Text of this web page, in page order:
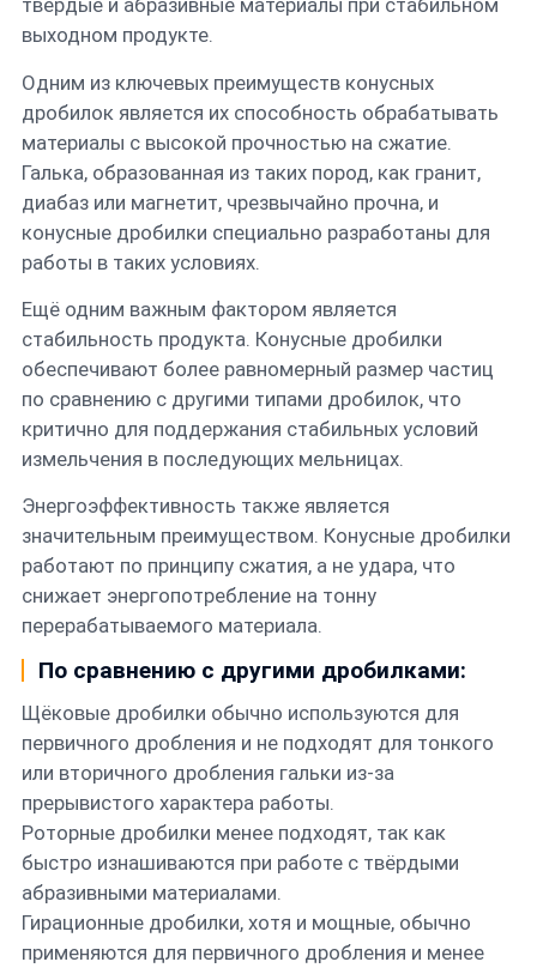
твёрдые и абразивные материалы при стабильном
выходном продукте.
Одним из ключевых преимуществ конусных
дробилок является их способность обрабатывать
материалы с высокой прочностью на сжатие.
Галька, образованная из таких пород, как гранит,
диабаз или магнетит, чрезвычайно прочна, и
конусные дробилки специально разработаны для
работы в таких условиях.
Ещё одним важным фактором является
стабильность продукта. Конусные дробилки
обеспечивают более равномерный размер частиц
по сравнению с другими типами дробилок, что
критично для поддержания стабильных условий
измельчения в последующих мельницах.
Энергоэффективность также является
значительным преимуществом. Конусные дробилки
работают по принципу сжатия, а не удара, что
снижает энергопотребление на тонну
перерабатываемого материала.
По сравнению с другими дробилками:
Щёковые дробилки обычно используются для
первичного дробления и не подходят для тонкого
или вторичного дробления гальки из-за
прерывистого характера работы.
Роторные дробилки менее подходят, так как
быстро изнашиваются при работе с твёрдыми
абразивными материалами.
Гирационные дробилки, хотя и мощные, обычно
применяются для первичного дробления и менее